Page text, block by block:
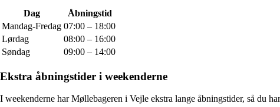
Dag
Åbningstid
Mandag-Fredag 07:00 – 18:00
Lørdag
08:00 – 16:00
Søndag
09:00 – 14:00
Ekstra åbningstider i weekenderne
I weekenderne har Møllebageren i Vejle ekstra lange åbningstider, så du